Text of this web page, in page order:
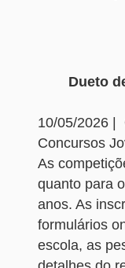
Dueto
10/05/2026 |
Concursos
As
quanto para
anos. As
formulários
escola, as